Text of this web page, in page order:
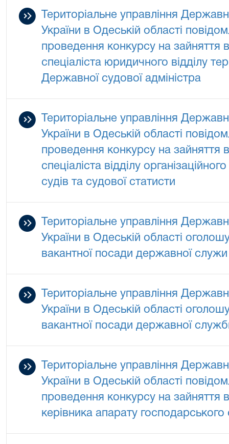
Територіальне управління
України в Одеській області
проведення конкурсу на зайняття
спеціаліста юридичного відділу
Державної судової адміністра
Територіальне управління
України в Одеській області
проведення конкурсу на зайняття
спеціаліста відділу
судів та судової статисти
Територіальне управління
України в Одеській області
вакантної посади державної служи
Територіальне управління
України в Одеській області
вакантної посади державної
Територіальне управління
України в Одеській області
проведення конкурсу на зайняття
керівника апарату господарського